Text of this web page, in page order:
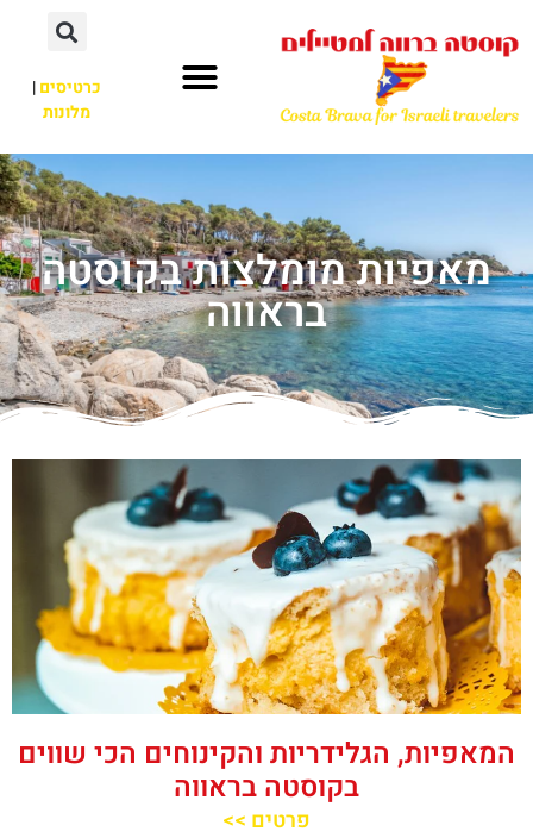
כרטיסים|
מלונות
מאפיות מומלצות בקוסטה
בראווה
המאפיות, הגלידריות והקינוחים הכי שווים
בקוסטה בראווה
פרטים >>